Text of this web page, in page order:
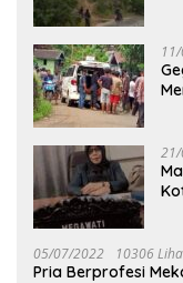
05/07/2022 10306
Pria Berprofesi